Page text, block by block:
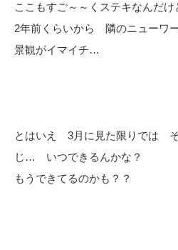
ここもすご～～くステキなんだ
2年前くらいから 隣のニューワ
景観がイマイチ…
とはいえ 3月に見た限りでは
じ… いつできるんかな？
もうできてるのかも？？